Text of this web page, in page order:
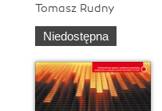
Tomasz Rudny
Niedostępna